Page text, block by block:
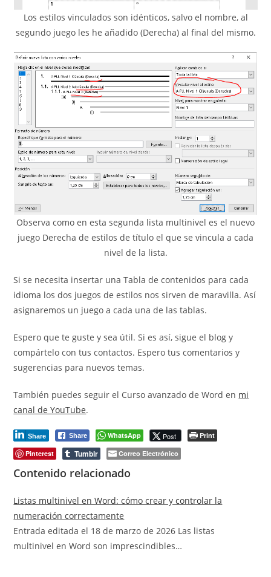
Los estilos vinculados son idénticos, salvo el nombre, al
segundo juego les he añadido (Derecha) al final del mismo.
Observa como en esta segunda lista multinivel es el nuevo
juego Derecha de estilos de título el que se vincula a cada
nivel de la lista.
Si se necesita insertar una Tabla de contenidos para cada
idioma los dos juegos de estilos nos sirven de maravilla. Así
asignaremos un juego a cada una de las tablas.
Espero que te guste y sea útil. Si es así, sigue el blog y
compártelo con tus contactos. Espero tus comentarios y
sugerencias para nuevos temas.
También puedes seguir el Curso avanzado de Word en mi
canal de YouTube.
Share Share WhatsApp Post
Print
Pinterest
Tumblr Correo Electrónico
Contenido relacionado
Listas multinivel en Word: cómo crear y controlar la
numeración correctamente
Entrada editada el 18 de marzo de 2026 Las listas
multinivel en Word son imprescindibles…